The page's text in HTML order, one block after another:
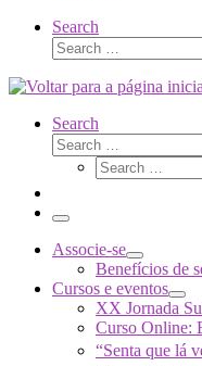
Search
Search
Search
Search
Search
Menu
Associe-se
Benefícios de
Cursos e eventos
XX Jornada
Curso Online:
“Senta que lá